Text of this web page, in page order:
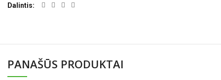
Dalintis
PANAŠŪS PRODUKTAI